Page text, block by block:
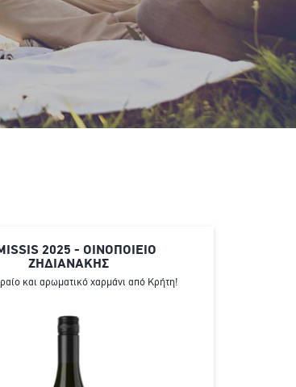
2025 - ΟΙΝΟΠΟΙΕΙΟ
ΖΗΔΙΑΝΑΚΗΣ
και αρωματικό χαρμάνι από Κρήτη!